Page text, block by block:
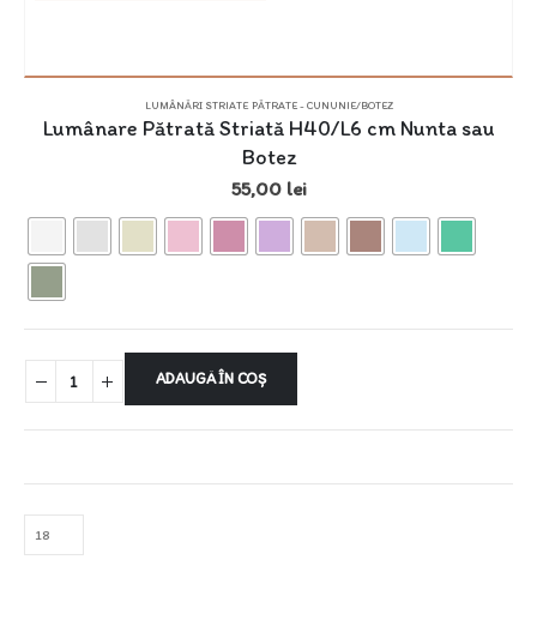
LUMÂNĂRI STRIATE PĂTRATE - CUNUNIE/BOTEZ
Lumânare Pătrată Striată H40/L6 cm Nunta sau
Botez
55,00 lei
ADAUGĂ ÎN COȘ